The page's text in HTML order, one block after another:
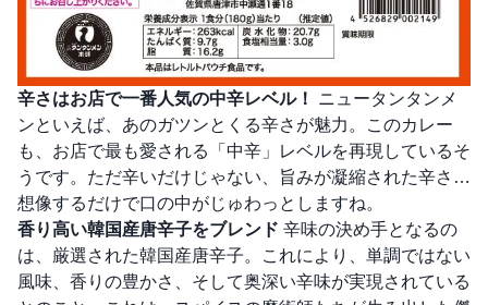
辛さはお店で一番人気の中辛レベル！
ニュータンタンメ
ンといえば、あのガツンとくる辛さが魅力。このカレー
も、お店で最も愛される「中辛」レベルを再現しているそ
うです。ただ辛いだけじゃない、旨みが凝縮された辛さ…
想像するだけで口の中がじゅわっとしますね。
香り高い韓国産唐辛子をブレンド 辛味の決め手となるの
は、厳選された韓国産唐辛子。これにより、単調ではない
風味、香りの豊かさ、そして奥深い辛味が実現されている